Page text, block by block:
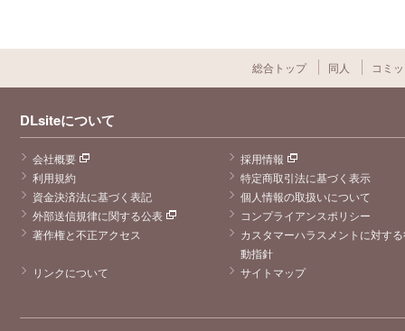
総合トップ 同人 コミ
DLsiteについて
会社概要
採用情報
利用規約
特定商取引法に基づく表示
資金決済法に基づく表記
個人情報の取扱いについて
外部送信規律に関する公表
コンプライアンスポリシー
著作権と不正アクセス
カスタマーハラスメントに対す
動指針
リンクについて
サイトマップ